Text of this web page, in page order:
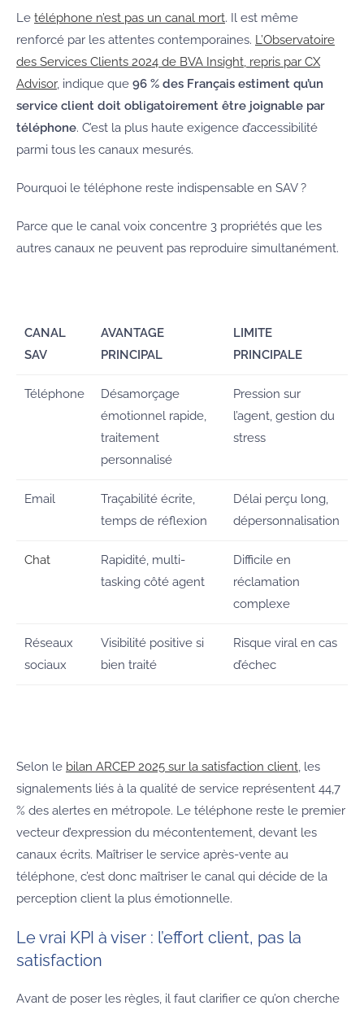
Le téléphone n’est pas un canal mort. Il est même
renforcé par les attentes contemporaines. L’Observatoire
des Services Clients 2024 de BVA Insight, repris par CX
Advisor, indique que 96 % des Français estiment qu’un
service client doit obligatoirement être joignable par
téléphone. C’est la plus haute exigence d’accessibilité
parmi tous les canaux mesurés.
Pourquoi le téléphone reste indispensable en SAV ?
Parce que le canal voix concentre 3 propriétés que les
autres canaux ne peuvent pas reproduire simultanément.
CANAL
SAV
AVANTAGE
PRINCIPAL
LIMITE
PRINCIPALE
Téléphone
Désamorçage
émotionnel rapide,
traitement
personnalisé
Pression sur
l’agent, gestion du
stress
Email
Traçabilité écrite,
temps de réflexion
Délai perçu long,
dépersonnalisation
Chat
Rapidité, multi-
tasking côté agent
Difficile en
réclamation
complexe
Réseaux
sociaux
Visibilité positive si
bien traité
Risque viral en cas
d’échec
Selon le bilan ARCEP 2025 sur la satisfaction client, les
signalements liés à la qualité de service représentent 44,7
% des alertes en métropole. Le téléphone reste le premier
vecteur d’expression du mécontentement, devant les
canaux écrits. Maîtriser le service après-vente au
téléphone, c’est donc maîtriser le canal qui décide de la
perception client la plus émotionnelle.
Le vrai KPI à viser : l’effort client, pas la
satisfaction
Avant de poser les règles, il faut clarifier ce qu’on cherche